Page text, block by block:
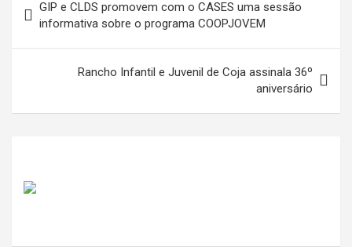
de
artigos
GIP e CLDS promovem com o CASES uma sessão
informativa sobre o programa COOPJOVEM
Rancho Infantil e Juvenil de Coja assinala 36º
aniversário